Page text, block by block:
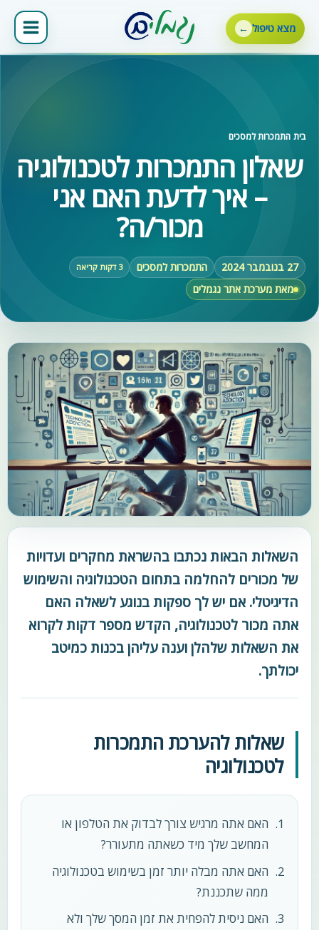
לתוכןמצא טיפול
בית‹התמכרות למסכים
שאלון התמכרות לטכנולוגיה
– איך לדעת האם אני
מכור/ה?
27 בנובמבר 2024 התמכרות למסכים 3 דקות קריאה
מאת מערכת אתר נגמלים
השאלות הבאות נכתבו בהשראת מחקרים ועדויות
של מכורים להחלמה בתחום הטכנולוגיה והשימוש
הדיגיטלי. אם יש לך ספקות בנוגע לשאלה האם
אתה מכור לטכנולוגיה, הקדש מספר דקות לקרוא
את השאלות שלהלן וענה עליהן בכנות כמיטב
יכולתך.
שאלות להערכת התמכרות
לטכנולוגיה
האם אתה מרגיש צורך לבדוק את הטלפון או
המחשב שלך מיד כשאתה מתעורר?
האם אתה מבלה יותר זמן בשימוש בטכנולוגיה
ממה שתכננת?
האם ניסית להפחית את זמן המסך שלך ולא